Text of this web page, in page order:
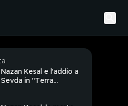
Nazan Kesal e l'addio a
Sevda in "Terra